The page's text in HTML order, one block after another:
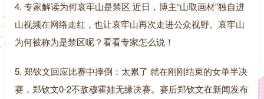
4. 专家解读为何哀牢山是禁区 近日，博主“山取画材”独自进
山视频在网络走红，也让哀牢山再次走进公众视野。哀牢山
为何被称为是禁区呢？看看专家怎么说！
5. 郑钦文回应比赛中摔倒：太累了 就在刚刚结束的女单半决
赛，郑钦文0-2不敌穆霍娃无缘决赛。赛后郑钦文在新闻发布